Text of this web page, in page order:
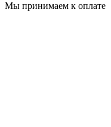
Мы принимаем к оплате